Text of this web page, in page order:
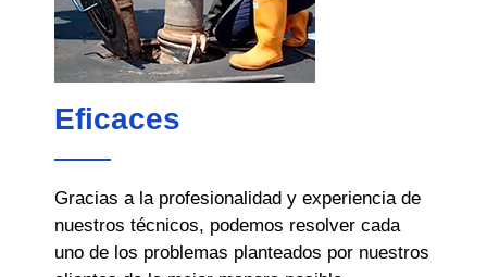
Eficaces
Gracias a la profesionalidad y experiencia de
nuestros técnicos, podemos resolver cada
uno de los problemas planteados por nuestros